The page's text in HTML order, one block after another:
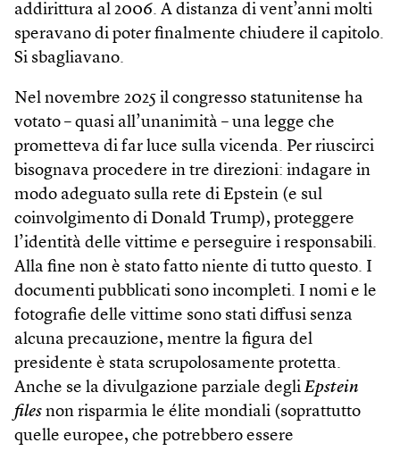
addirittura al 2006. A distanza di vent’anni molti
speravano di poter finalmente chiudere il capitolo.
Si sbagliavano.
Nel novembre 2025 il congresso statunitense ha
votato – quasi all’unanimità – una legge che
prometteva di far luce sulla vicenda. Per riuscirci
bisognava procedere in tre direzioni: indagare in
modo adeguato sulla rete di Epstein (e sul
coinvolgimento di Donald Trump), proteggere
l’identità delle vittime e perseguire i responsabili.
Alla fine non è stato fatto niente di tutto questo. I
documenti pubblicati sono incompleti. I nomi e le
fotografie delle vittime sono stati diffusi senza
alcuna precauzione, mentre la figura del
presidente è stata scrupolosamente protetta.
Anche se la divulgazione parziale degli Epstein
files non risparmia le élite mondiali (soprattutto
quelle europee, che potrebbero essere